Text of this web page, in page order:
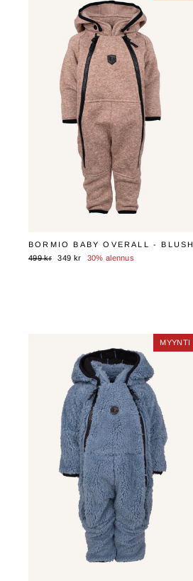
BORMIO BABY OVERALL - BLUSH
Normaali
499 kr Myyntihinta
349 kr 30% alennus
MYYNTI
MYYNTI